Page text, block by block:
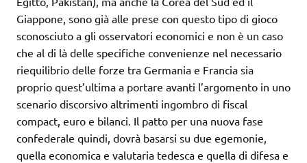
Giappone, sono già alle prese con questo tipo di gioco
sconosciuto a gli osservatori economici e non è un caso
che al di là delle specifiche convenienze nel necessario
riequilibrio delle forze tra Germania e Francia sia
proprio quest’ultima a portare avanti l’argomento in uno
scenario discorsivo altrimenti ingombro di fiscal
compact, euro e bilanci. Il patto per una nuova fase
confederale quindi, dovrà basarsi su due egemonie,
quella economica e valutaria tedesca e quella di difesa e